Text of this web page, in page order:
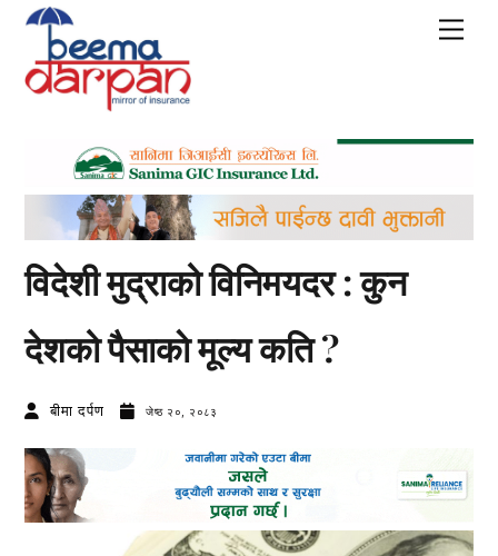
Skip
content
विदेशी मुद्राको विनिमयदर : कुन
देशको पैसाकाे मूल्य कति ?
बीमा दर्पण जेष्ठ २०, २०८३